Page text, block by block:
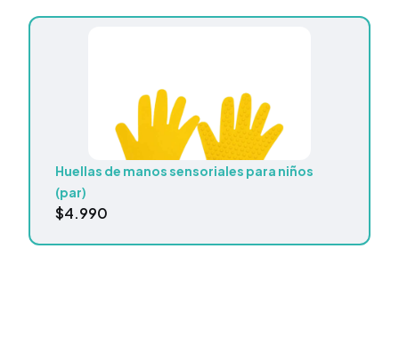
Huellas de manos sensoriales para niños
(par)
$4.990